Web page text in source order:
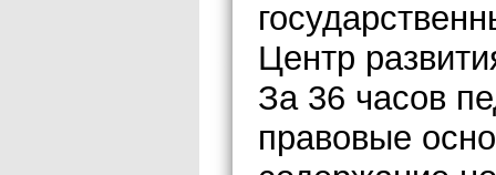
Центр
За 36 часов
правовые